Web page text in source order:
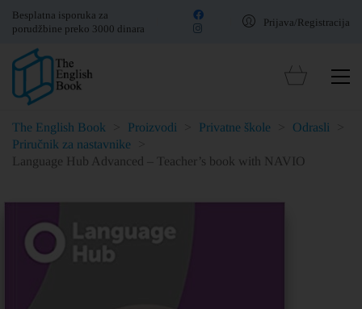
Besplatna isporuka za
porudžbine preko 3000 dinara
Prijava/Registracija
The English Book Proizvodi Privatne škole Odrasli
Priručnik za nastavnike
Language Hub Advanced – Teacher’s book with NAVIO